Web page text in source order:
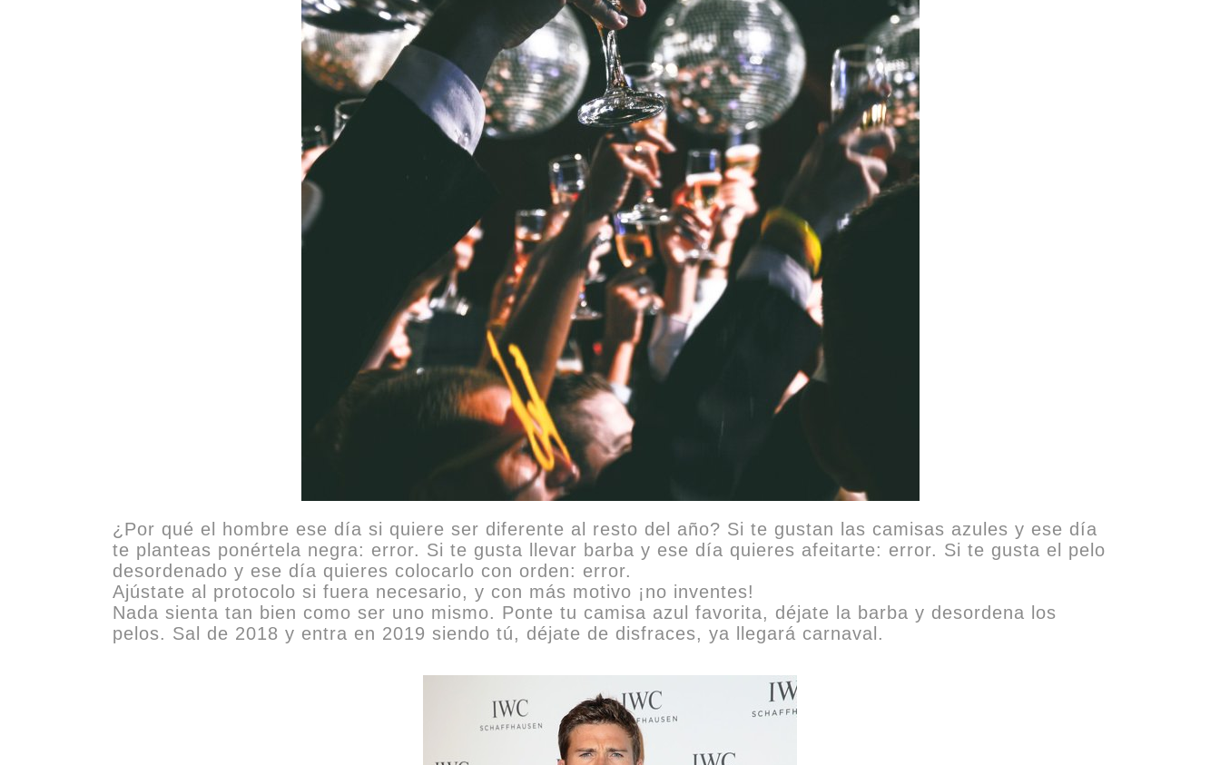
¿Por qué el hombre ese día si quiere ser diferente al resto del año? Si te gustan las camisas azules y ese día
te planteas ponértela negra: error. Si te gusta llevar barba y ese día quieres afeitarte: error. Si te gusta el pelo
desordenado y ese día quieres colocarlo con orden: error.
Ajústate al protocolo si fuera necesario, y con más motivo ¡no inventes!
Nada sienta tan bien como ser uno mismo. Ponte tu camisa azul favorita, déjate la barba y desordena los
pelos. Sal de 2018 y entra en 2019 siendo tú, déjate de disfraces, ya llegará carnaval.